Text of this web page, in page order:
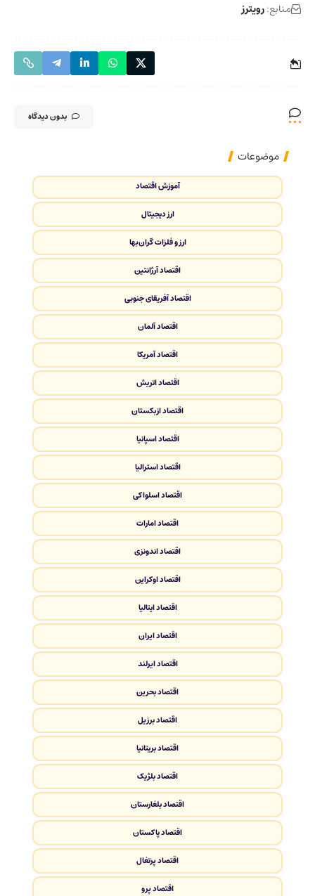
منابع:رویترز
بدون دیدگاه
موضوعات
آموزش اقتصاد
ارز دیجیتال
ارز و فلزات گران‌بها
اقتصاد آرژانتین
اقتصاد آفریقای جنوبی
اقتصاد آلمان
اقتصاد آمریکا
اقتصاد اتریش
اقتصاد ازبکستان
اقتصاد اسپانیا
اقتصاد استرالیا
اقتصاد اسلواکی
اقتصاد امارات
اقتصاد اندونزی
اقتصاد اوکراین
اقتصاد ایتالیا
اقتصاد ایران
اقتصاد ایرلند
اقتصاد بحرین
اقتصاد برزیل
اقتصاد بریتانیا
اقتصاد بلژیک
اقتصاد بلغارستان
اقتصاد پاکستان
اقتصاد پرتغال
اقتصاد پرو